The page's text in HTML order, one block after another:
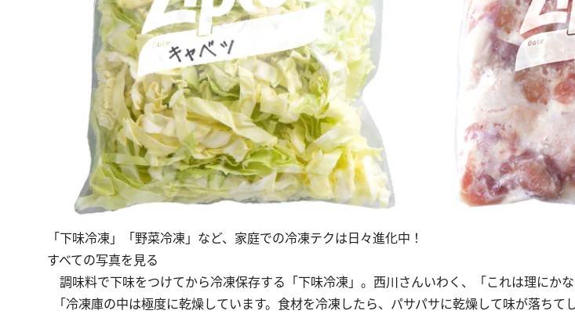
「下味冷凍」「野菜冷凍」など、家庭での冷凍テクは日々進化中！
すべての写真を見る
調味料で下味をつけてから冷凍保存する「下味冷凍」。西川さんいわく、「これは理にかな
「冷凍庫の中は極度に乾燥しています。食材を冷凍したら、パサパサに乾燥して味が落ちて